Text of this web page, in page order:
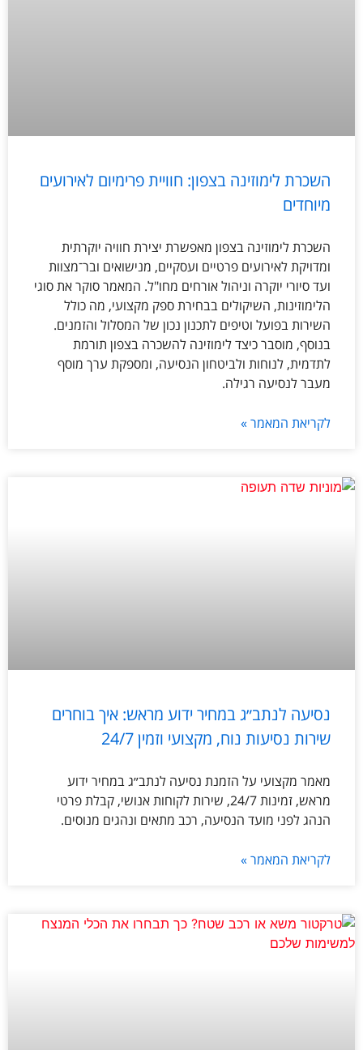
השכרת לימוזינה בצפון: חוויית פרימיום לאירועים
מיוחדים
השכרת לימוזינה בצפון מאפשרת יצירת חוויה יוקרתית
ומדויקת לאירועים פרטיים ועסקיים, מנישואים ובר־מצוות
ועד סיורי יוקרה וניהול אורחים מחו"ל. המאמר סוקר את סוגי
הלימוזינות, השיקולים בבחירת ספק מקצועי, מה כולל
השירות בפועל וטיפים לתכנון נכון של המסלול והזמנים.
בנוסף, מוסבר כיצד לימוזינה להשכרה בצפון תורמת
לתדמית, לנוחות ולביטחון הנסיעה, ומספקת ערך מוסף
מעבר לנסיעה רגילה.
לקריאת המאמר »
נסיעה לנתב״ג במחיר ידוע מראש: איך בוחרים
שירות נסיעות נוח, מקצועי וזמין 24/7
מאמר מקצועי על הזמנת נסיעה לנתב״ג במחיר ידוע
מראש, זמינות 24/7, שירות לקוחות אנושי, קבלת פרטי
הנהג לפני מועד הנסיעה, רכב מתאים ונהגים מנוסים.
לקריאת המאמר »